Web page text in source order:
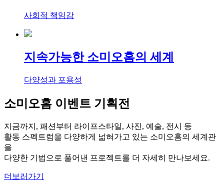
사회적 책임감
지속가능한 소미오홈의 세계
다양성과 포용성
소미오홈 이벤트 기획전
지금까지, 패션부터 라이프스타일, 사진, 예술, 전시 등
활동 스펙트럼을 다양하게 넓혀가고 있는 소미오홈의 세계관
을
다양한 기법으로 풀어낸 프로젝트를 더 자세히 만나보세요.
더보러가기